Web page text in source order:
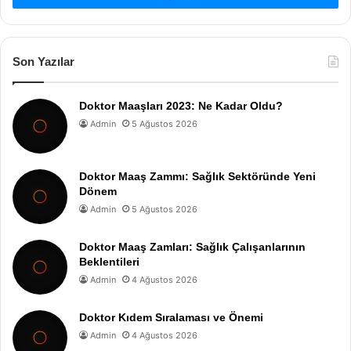
Son Yazılar
Doktor Maaşları 2023: Ne Kadar Oldu?
Admin 5 Ağustos 2026
Doktor Maaş Zammı: Sağlık Sektöründe Yeni
Dönem
Admin 5 Ağustos 2026
Doktor Maaş Zamları: Sağlık Çalışanlarının
Beklentileri
Admin 4 Ağustos 2026
Doktor Kıdem Sıralaması ve Önemi
Admin 4 Ağustos 2026